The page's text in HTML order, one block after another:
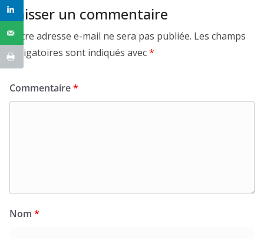
Laisser un commentaire
Votre adresse e-mail ne sera pas publiée. Les champs
obligatoires sont indiqués avec*
Commentaire*
Nom *